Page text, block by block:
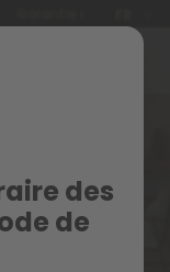
des
de
et profite
: